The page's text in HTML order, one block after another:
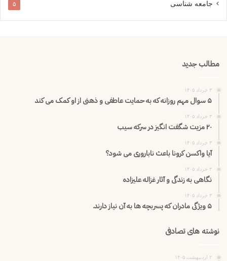
جامعه شناسی ۵
مطالب جدید
۳ خرداد ۱۴۰۵
۵ سوال مهم روزانه که به حمایت عاطفی و ذهنی از او کمک می کند
۳ خرداد ۱۴۰۵
۲۰ مزیت شگفت انگیز در سرکه سیب
۳ خرداد ۱۴۰۵
آیا واکسن کرونا باعث ناباروری می شود؟
۳ خرداد ۱۴۰۵
نگاهی به زندگی و آثار غزاله علیزاده
۳ خرداد ۱۴۰۵
۵ ویژگی مادران که پسربچه ها به آن نیاز دارند.
نوشته های تصادفی
۲ اردیبهشت ۱۴۰۵